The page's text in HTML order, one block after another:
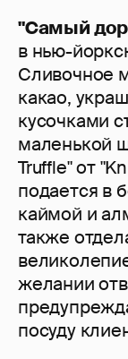
"Самый
в нью-
Сливочное
какао,
кусочками
маленькой
Truffle" от
подается в
каймой и
также
желании
посуду